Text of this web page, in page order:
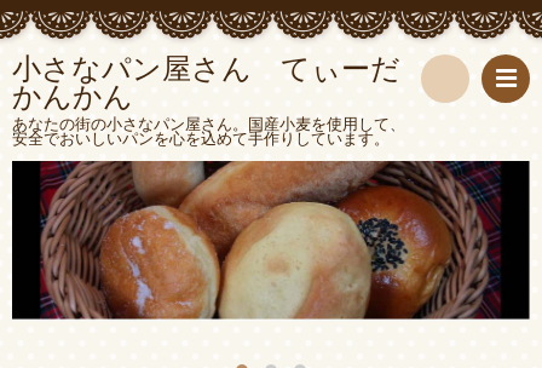
小さなパン屋さん てぃーだ
かんかん
あなたの街の小さなパン屋さん。国産小麦を使用して、
安全でおいしいパンを心を込めて手作りしています。
索